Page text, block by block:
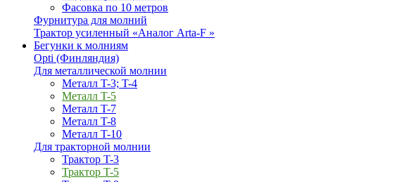
Фасовка по 10 метров
Фурнитура для молний
Трактор усиленный «Аналог Arta-F »
Бегунки к молниям
Opti (Финляндия)
Для металлической молнии
Металл T-3; T-4
Металл T-5
Металл T-7
Металл T-8
Металл T-10
Для тракторной молнии
Трактор T-3
Трактор T-5